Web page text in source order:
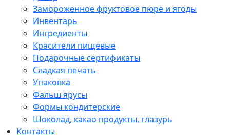
Замороженное фруктовое пюре и ягоды
Инвентарь
Ингредиенты
Красители пищевые
Подарочные сертификаты
Сладкая печать
Упаковка
Фальш ярусы
Формы кондитерские
Шоколад, какао продукты, глазурь
Контакты